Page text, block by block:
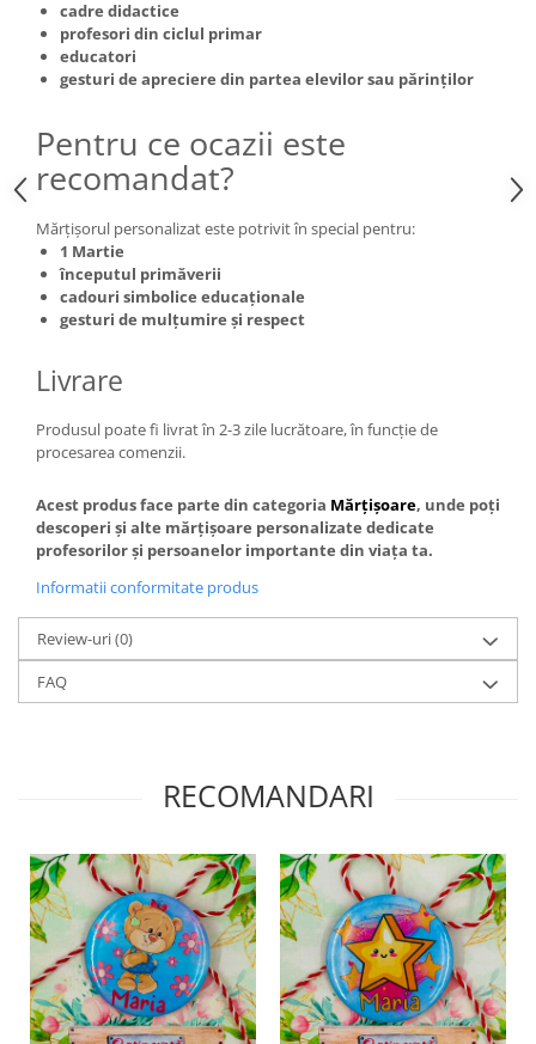
cadre didactice
profesori din ciclul primar
educatori
gesturi de apreciere din partea elevilor sau părinților
Pentru ce ocazii este
recomandat?
Mărțișorul personalizat este potrivit în special pentru:
1 Martie
începutul primăverii
cadouri simbolice educaționale
gesturi de mulțumire și respect
Livrare
Produsul poate fi livrat în 2-3 zile lucrătoare, în funcție de
procesarea comenzii.
Acest produs face parte din categoria Mărțișoare, unde poți
descoperi și alte mărțișoare personalizate dedicate
profesorilor și persoanelor importante din viața ta.
Informatii conformitate produs
Review-uri(0)
FAQ
RECOMANDARI